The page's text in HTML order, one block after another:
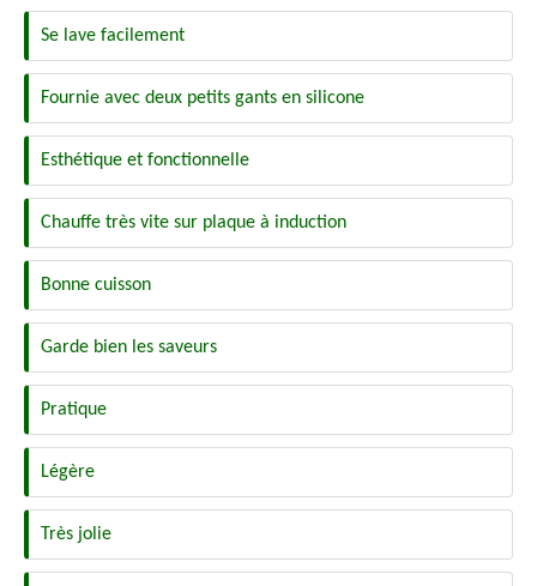
Se lave facilement
Fournie avec deux petits gants en silicone
Esthétique et fonctionnelle
Chauffe très vite sur plaque à induction
Bonne cuisson
Garde bien les saveurs
Pratique
Légère
Très jolie